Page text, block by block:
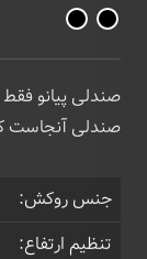
صندلی پیانو
صندلی آنجاست
جنس روکش:
تنظیم ارتفاع: